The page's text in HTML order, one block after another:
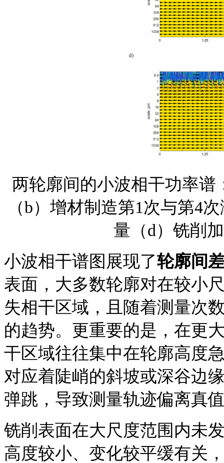
两轮廓间的小波相干功率谱
（b）增材制造第1次与第4
量（d）铣削
小波相干谱图展现了轮廓间
表面，大多数轮廓对在较小
失相干区域，且随着测量次
的趋势。更重要的是，在更
干区域往往集中在轮廓高度
对应着陡峭的斜坡或深谷边
弹跳，导致测量轨迹偏离真
铣削表面在大尺度范围内未
高度较小、变化较平缓有关